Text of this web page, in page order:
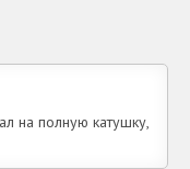
на полную катушку,